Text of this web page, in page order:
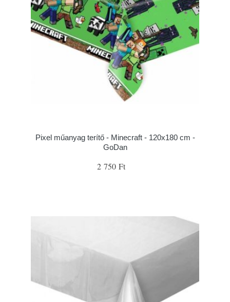
Pixel műanyag terítő - Minecraft - 120x180 cm -
GoDan
2 750 Ft